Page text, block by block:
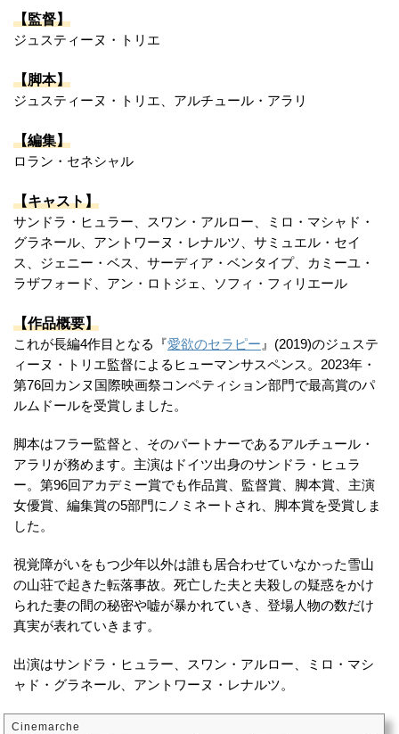
【監督】
ジュスティーヌ・トリエ
【脚本】
ジュスティーヌ・トリエ、アルチュール・アラリ
【編集】
ロラン・セネシャル
【キャスト】
サンドラ・ヒュラー、スワン・アルロー、ミロ・マシャド・
グラネール、アントワーヌ・レナルツ、サミュエル・セイ
ス、ジェニー・ベス、サーディア・ベンタイプ、カミーユ・
ラザフォード、アン・ロトジェ、ソフィ・フィリエール
【作品概要】
これが長編4作目となる『愛欲のセラピー 』(2019)のジュステ
ィーヌ・トリエ監督によるヒューマンサスペンス。2023年・
第76回カンヌ国際映画祭コンペティション部門で最高賞のパ
ルムドールを受賞しました。
脚本はフラー監督と、そのパートナーであるアルチュール・
アラリが務めます。主演はドイツ出身のサンドラ・ヒュラ
ー。第96回アカデミー賞でも作品賞、監督賞、脚本賞、主演
女優賞、編集賞の5部門にノミネートされ、脚本賞を受賞しま
した。
視覚障がいをもつ少年以外は誰も居合わせていなかった雪山
の山荘で起きた転落事故。死亡した夫と夫殺しの疑惑をかけ
られた妻の間の秘密や嘘が暴かれていき、登場人物の数だけ
真実が表れていきます。
出演はサンドラ・ヒュラー、スワン・アルロー、ミロ・マシ
ャド・グラネール、アントワーヌ・レナルツ。
Cinemarche